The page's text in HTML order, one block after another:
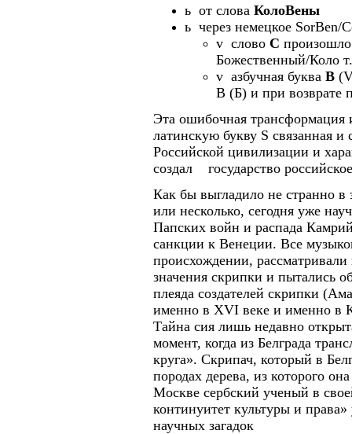
ьот словаКолоВены
ьчерез немецкое SorBen/
vсловоС
Божественный/Коло
vазбучная букваВ (
В (Б) и при возврате
Эта ошибочная
латинскую букву S связанная
Российской цивилизации и
создал государство
Как бы выгладило не странно в
или несколько, сегодня уже
Папских войн и распада
санкции к Венеции. Все
происхождении, рассматривали
значения скрипки и пытались
плеяда создателей скрипки
именно в ХVI веке и именно в
Тайна сия лишь недавно
момент, когда из Белграда
круга». Скрипач, который в
породах дерева, из которого
Москве сербский ученый в
континуитет культуры и
научных загадок